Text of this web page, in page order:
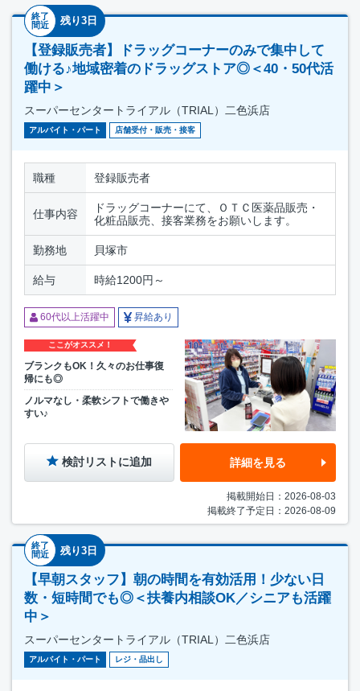
終了
間近
残り3日
【登録販売者】ドラッグコーナーのみで集中して
働ける♪地域密着のドラッグストア◎＜40・50代活
躍中＞
スーパーセンタートライアル（TRIAL）二色浜店
アルバイト・パート 店舗受付・販売・接客
職種 登録販売者
仕事内容
ドラッグコーナーにて、ＯＴＣ医薬品販売・
化粧品販売、接客業務をお願いします。
勤務地 貝塚市
給与 時給1200円～
60代以上活躍中 昇給あり
ここがオススメ！
ブランクもOK！久々のお仕事復
帰にも◎
ノルマなし・柔軟シフトで働きや
すい♪
検討リストに追加 詳細を見る
掲載開始日：2026-08-03
掲載終了予定日：2026-08-09
終了
間近
残り3日
【早朝スタッフ】朝の時間を有効活用！少ない日
数・短時間でも◎＜扶養内相談OK／シニアも活躍
中＞
スーパーセンタートライアル（TRIAL）二色浜店
アルバイト・パート レジ・品出し